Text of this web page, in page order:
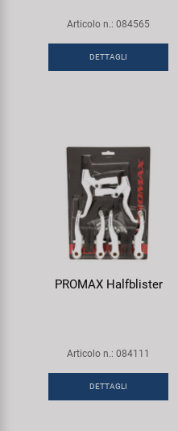
Articolo n.: 084565
DETTAGLI
PROMAX Halfblister
Articolo n.: 084111
DETTAGLI